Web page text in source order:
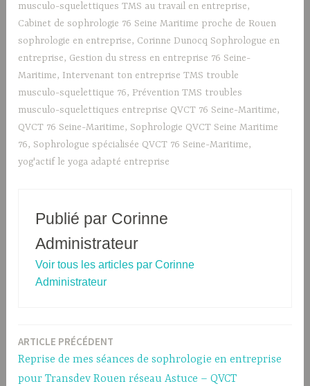
musculo-squelettiques TMS au travail en entreprise,
Cabinet de sophrologie 76 Seine Maritime proche de Rouen
sophrologie en entreprise, Corinne Dunocq Sophrologue en
entreprise, Gestion du stress en entreprise 76 Seine-
Maritime, Intervenant ton entreprise TMS trouble
musculo-squelettique 76, Prévention TMS troubles
musculo-squelettiques entreprise QVCT 76 Seine-Maritime,
QVCT 76 Seine-Maritime, Sophrologie QVCT Seine Maritime
76, Sophrologue spécialisée QVCT 76 Seine-Maritime,
yog'actif le yoga adapté entreprise
Publié par Corinne
Administrateur
Voir tous les articles par Corinne
Administrateur
Navigation
de
ARTICLE PRÉCÉDENT
Reprise de mes séances de sophrologie en entreprise
pour Transdev Rouen réseau Astuce – QVCT